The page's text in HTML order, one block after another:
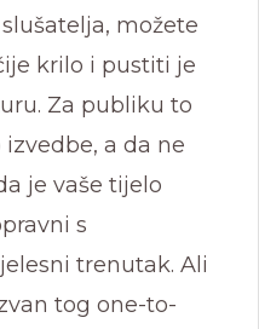
možete
krilo i pustiti je
Za publiku to
a da ne
je vaše tijelo
s
trenutak. Ali
tog one-to-